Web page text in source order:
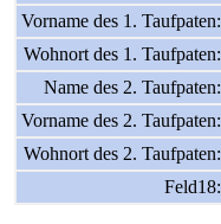
Vorname des 1. Taufpaten:
Wohnort des 1. Taufpaten:
Name des 2. Taufpaten:
Vorname des 2. Taufpaten:
Wohnort des 2. Taufpaten:
Feld18: